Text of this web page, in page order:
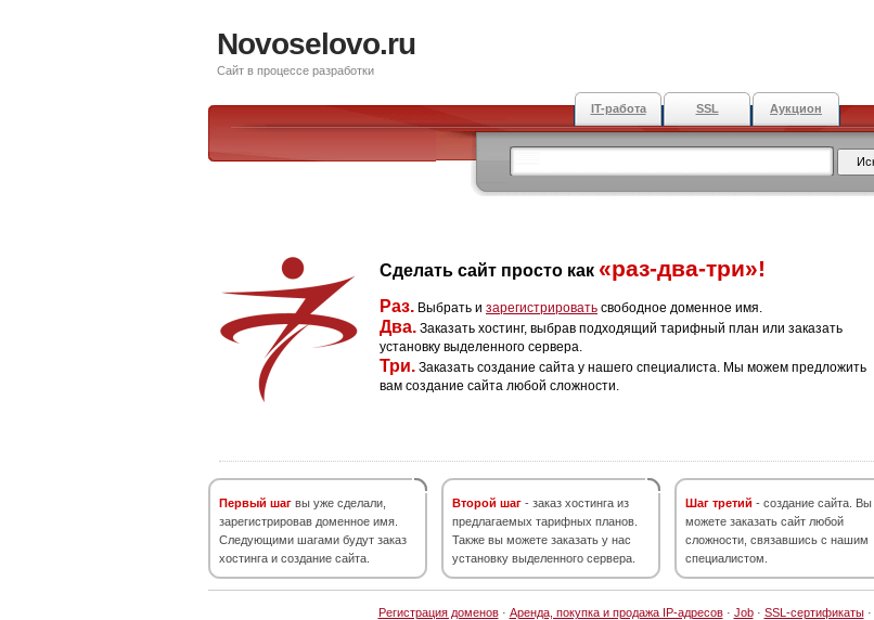
Novoselovo.ru
Сайт в процессе разработки
IT-работа SSL Аукцион
Сделать сайт просто как «раз-два-три»!
Раз. Выбрать и зарегистрировать свободное доменное имя.
Два. Заказать хостинг, выбрав подходящий тарифный план или заказать
установку выделенного сервера.
Три. Заказать создание сайта у нашего специалиста. Мы можем предложить
вам создание сайта любой сложности.
Первый шаг вы уже сделали,
зарегистрировав доменное имя.
Следующими шагами будут заказ
хостинга и создание сайта.
Второй шаг - заказ хостинга из
предлагаемых тарифных планов.
Также вы можете заказать у нас
установку выделенного сервера.
Шаг третий - создание сайта. Вы
можете заказать сайт любой
сложности, связавшись с нашим
специалистом.
Регистрация доменов· Аренда, покупка и продажа IP-адресов· Job· SSL-сертификаты·